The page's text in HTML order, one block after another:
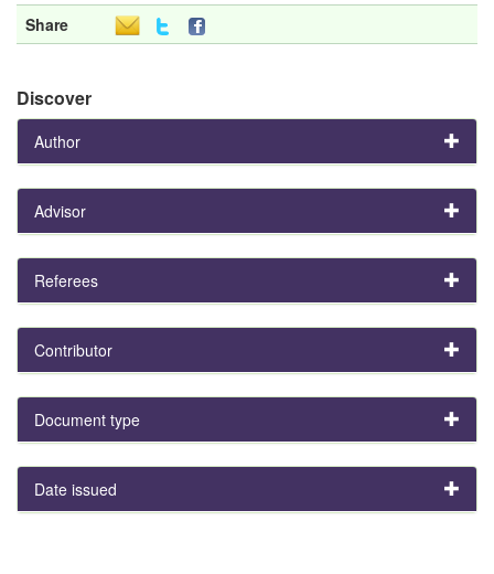
Share
Discover
Author
Advisor
Referees
Contributor
Document type
Date issued